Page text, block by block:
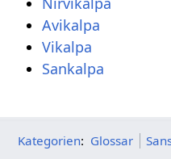
Avikalpa
Vikalpa
Sankalpa
Kategorien: Glossar